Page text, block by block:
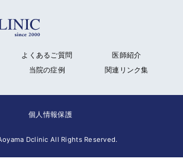
よくあるご質問
医師紹介
当院の症例 関連リンク集
個人情報保護
Dclinic All Rights Reserved.